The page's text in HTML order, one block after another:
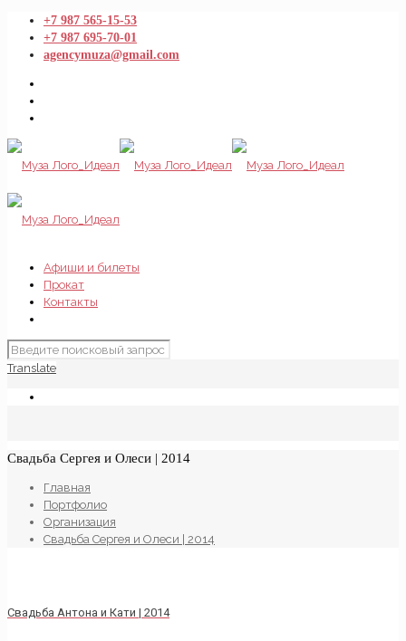
+7 987 565-15-53
+7 987 695-70-01
agencymuza@gmail.com
Афиши и билеты
Прокат
Контакты
Translate
Свадьба Сергея и Олеси | 2014
Главная
Портфолио
Организация
Свадьба Сергея и Олеси | 2014
Свадьба Антона и Кати | 2014